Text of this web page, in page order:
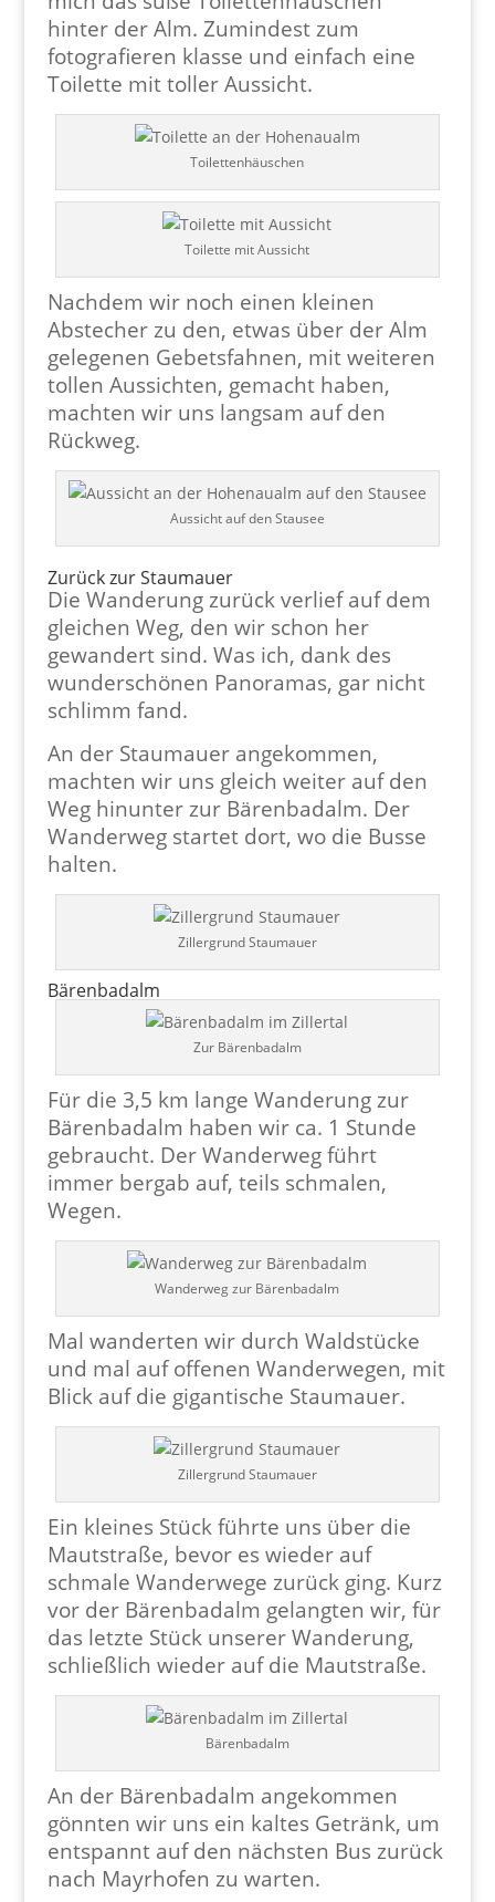
hinter der Alm. Zumindest zum
fotografieren klasse und einfach eine
Toilette mit toller Aussicht.
Toilettenhäuschen
Toilette mit Aussicht
Nachdem wir noch einen kleinen
Abstecher zu den, etwas über der Alm
gelegenen Gebetsfahnen, mit weiteren
tollen Aussichten, gemacht haben,
machten wir uns langsam auf den
Rückweg.
Aussicht auf den Stausee
Zurück zur Staumauer
Die Wanderung zurück verlief auf dem
gleichen Weg, den wir schon her
gewandert sind. Was ich, dank des
wunderschönen Panoramas, gar nicht
schlimm fand.
An der Staumauer angekommen,
machten wir uns gleich weiter auf den
Weg hinunter zur Bärenbadalm. Der
Wanderweg startet dort, wo die Busse
halten.
Zillergrund Staumauer
Bärenbadalm
Zur Bärenbadalm
Für die 3,5 km lange Wanderung zur
Bärenbadalm haben wir ca. 1 Stunde
gebraucht. Der Wanderweg führt
immer bergab auf, teils schmalen,
Wegen.
Wanderweg zur Bärenbadalm
Mal wanderten wir durch Waldstücke
und mal auf offenen Wanderwegen, mit
Blick auf die gigantische Staumauer.
Zillergrund Staumauer
Ein kleines Stück führte uns über die
Mautstraße, bevor es wieder auf
schmale Wanderwege zurück ging. Kurz
vor der Bärenbadalm gelangten wir, für
das letzte Stück unserer Wanderung,
schließlich wieder auf die Mautstraße.
Bärenbadalm
An der Bärenbadalm angekommen
gönnten wir uns ein kaltes Getränk, um
entspannt auf den nächsten Bus zurück
nach Mayrhofen zu warten.